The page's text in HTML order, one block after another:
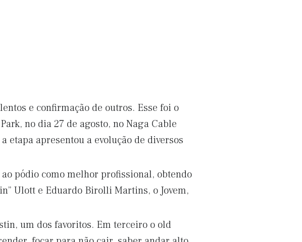
e confirmação de outros. Esse foi o
no dia 27 de agosto, no Naga Cable
etapa apresentou a evolução de diversos
pódio como melhor profissional, obtendo
Ulott e Eduardo Birolli Martins, o Jovem,
um dos favoritos. Em terceiro o old